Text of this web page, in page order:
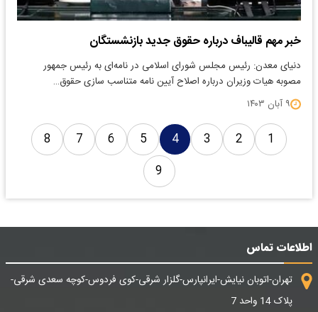
خبر مهم قالیباف درباره حقوق جدید بازنشستگان
دنیای معدن: رئیس مجلس شورای اسلامی در نامه‌ای به رئیس جمهور
مصوبه هیات وزیران درباره اصلاح آیین نامه متناسب سازی حقوق…
۹ آبان ۱۴۰۳
1
2
3
4
5
6
7
8
9
اطلاعات تماس
تهران-اتوبان نیایش-ایرانپارس-گلزار شرقی-کوی فردوس-کوچه سعدی شرقی-
پلاک 14 واحد 7